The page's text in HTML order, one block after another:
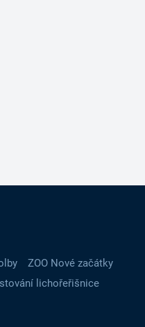
ZOO Nové začátky
lichořeřišnice